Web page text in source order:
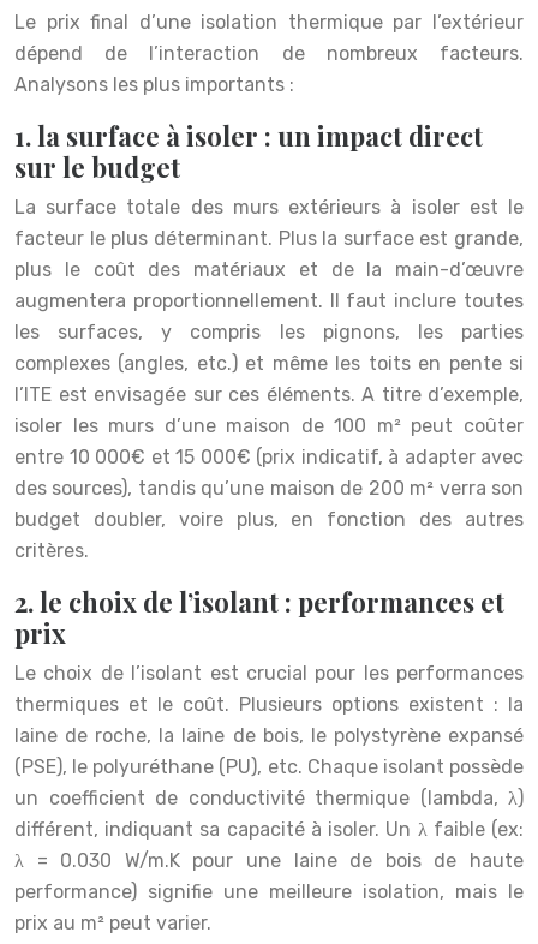
Le prix final d’une isolation thermique par l’extérieur
dépend de l’interaction de nombreux facteurs.
Analysons les plus importants :
1. la surface à isoler : un impact direct
sur le budget
La surface totale des murs extérieurs à isoler est le
facteur le plus déterminant. Plus la surface est grande,
plus le coût des matériaux et de la main-d’œuvre
augmentera proportionnellement. Il faut inclure toutes
les surfaces, y compris les pignons, les parties
complexes (angles, etc.) et même les toits en pente si
l’ITE est envisagée sur ces éléments. A titre d’exemple,
isoler les murs d’une maison de 100 m² peut coûter
entre 10 000€ et 15 000€ (prix indicatif, à adapter avec
des sources), tandis qu’une maison de 200 m² verra son
budget doubler, voire plus, en fonction des autres
critères.
2. le choix de l’isolant : performances et
prix
Le choix de l’isolant est crucial pour les performances
thermiques et le coût. Plusieurs options existent : la
laine de roche, la laine de bois, le polystyrène expansé
(PSE), le polyuréthane (PU), etc. Chaque isolant possède
un coefficient de conductivité thermique (lambda, λ)
différent, indiquant sa capacité à isoler. Un λ faible (ex:
λ = 0.030 W/m.K pour une laine de bois de haute
performance) signifie une meilleure isolation, mais le
prix au m² peut varier.